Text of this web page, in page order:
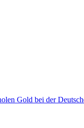
Gold bei der